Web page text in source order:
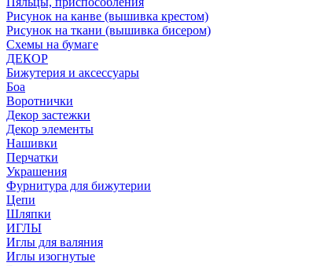
Рисунок на канве (вышивка крестом)
Рисунок на ткани (вышивка бисером)
Схемы на бумаге
ДЕКОР
Бижутерия и аксессуары
Боа
Воротнички
Декор застежки
Декор элементы
Нашивки
Перчатки
Украшения
Фурнитура для бижутерии
Цепи
Шляпки
ИГЛЫ
Иглы для валяния
Иглы изогнутые